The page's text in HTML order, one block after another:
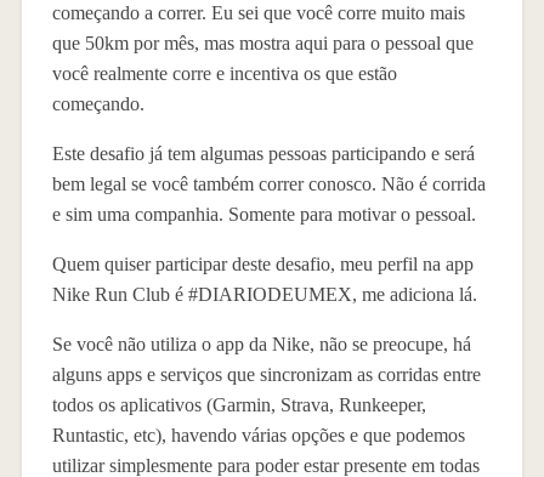
começando a correr. Eu sei que você corre muito mais
que 50km por mês, mas mostra aqui para o pessoal que
você realmente corre e incentiva os que estão
começando.
Este desafio já tem algumas pessoas participando e será
bem legal se você também correr conosco. Não é corrida
e sim uma companhia. Somente para motivar o pessoal.
Quem quiser participar deste desafio, meu perfil na app
Nike Run Club é #DIARIODEUMEX, me adiciona lá.
Se você não utiliza o app da Nike, não se preocupe, há
alguns apps e serviços que sincronizam as corridas entre
todos os aplicativos (Garmin, Strava, Runkeeper,
Runtastic, etc), havendo várias opções e que podemos
utilizar simplesmente para poder estar presente em todas